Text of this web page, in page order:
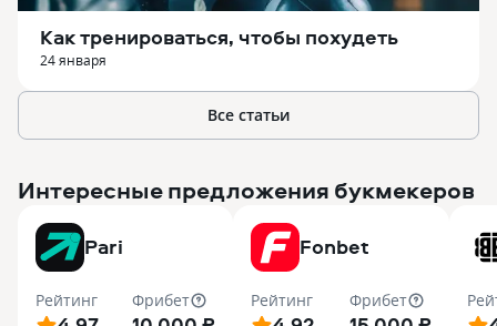
Как тренироваться, чтобы похудеть
24 января
Все статьи
Интересные предложения букмекеров
Pari
Рейтинг Фрибет
Fonbet
Рейтинг Фрибет